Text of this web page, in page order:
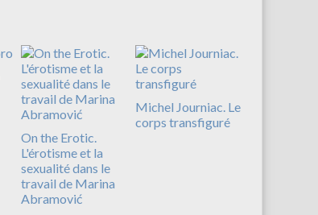
On the Erotic.
L'érotisme et la
sexualité dans le
travail de Marina
Abramović
Michel Journiac. Le
corps transfiguré